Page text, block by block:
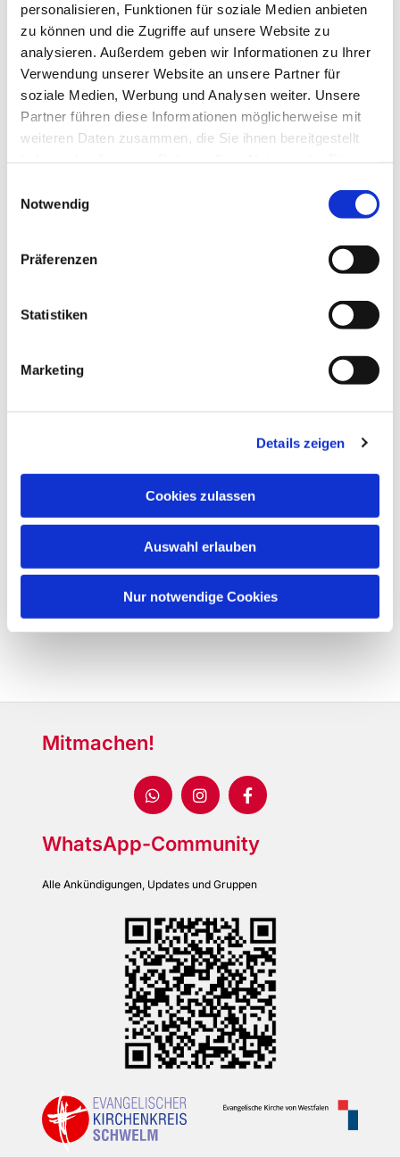
personalisieren, Funktionen für soziale Medien anbieten
zu können und die Zugriffe auf unsere Website zu
analysieren. Außerdem geben wir Informationen zu Ihrer
Verwendung unserer Website an unsere Partner für
soziale Medien, Werbung und Analysen weiter. Unsere
Partner führen diese Informationen möglicherweise mit
weiteren Daten zusammen, die Sie ihnen bereitgestellt
Notwendig
Präferenzen
Statistiken
Marketing
Details zeigen
Cookies zulassen
Auswahl erlauben
Nur notwendige Cookies
Mitmachen!
WhatsApp-Community
Alle Ankündigungen, Updates und Gruppen